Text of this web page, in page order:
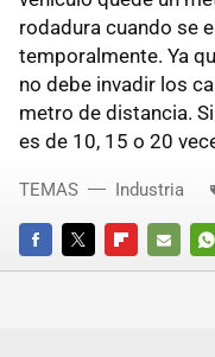
rodadura cuando se
temporalmente. Ya
no debe invadir los
metro de distancia.
es de 10, 15 o 20
FACEBOOKTWITTERFLIPBOARD
E-
TEMAS Industria